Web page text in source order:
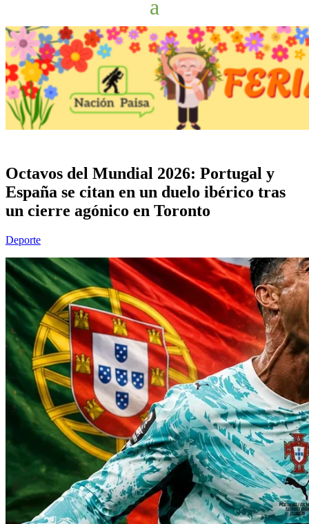
Octavos del Mundial 2026: Portugal y
España se citan en un duelo ibérico tras
un cierre agónico en Toronto
Deporte